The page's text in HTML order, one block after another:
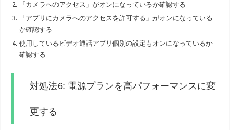
「カメラへのアクセス」がオンになっているか確認する
「アプリにカメラへのアクセスを許可する」がオンになっている
か確認する
使用しているビデオ通話アプリ個別の設定もオンになっているか
確認する
対処法6: 電源プランを高パフォーマンスに変
更する